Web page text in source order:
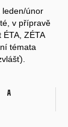
leden/únor
v přípravě
ZÉTA
témata
a